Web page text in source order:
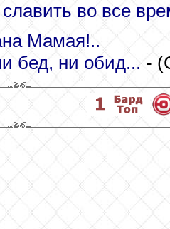
во все
Мамая!..
бед, ни обид...-